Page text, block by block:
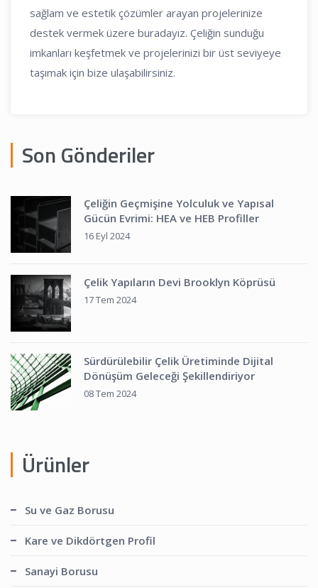
sağlam ve estetik çözümler arayan projelerinize
destek vermek üzere buradayız. Çeliğin sunduğu
imkanları keşfetmek ve projelerinizi bir üst seviyeye
taşımak için bize ulaşabilirsiniz.
Son Gönderiler
Çeliğin Geçmişine Yolculuk ve Yapısal
Gücün Evrimi: HEA ve HEB Profiller
16 Eyl 2024
Çelik Yapıların Devi Brooklyn Köprüsü
17 Tem 2024
Sürdürülebilir Çelik Üretiminde Dijital
Dönüşüm Geleceği Şekillendiriyor
08 Tem 2024
Ürünler
Su ve Gaz Borusu
Kare ve Dikdörtgen Profil
Sanayi Borusu